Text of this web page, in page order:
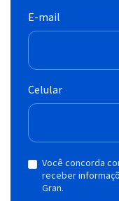
E-mail
Celular
Você concorda
receber
Gran.